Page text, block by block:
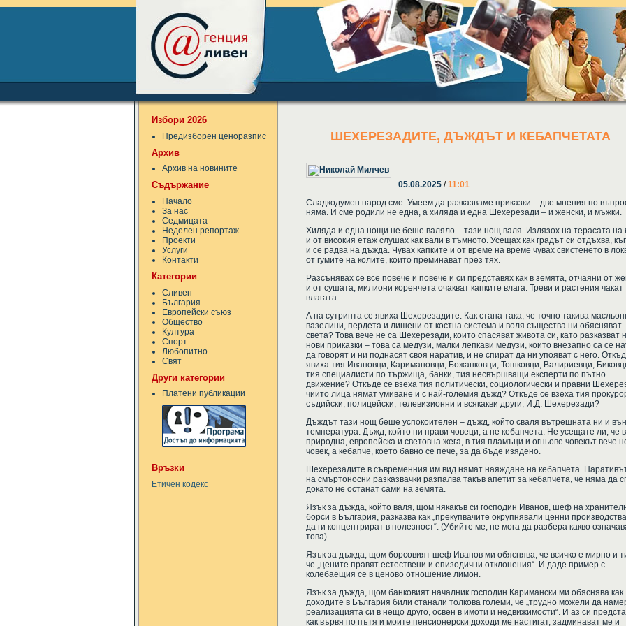
Избори 2026
Предизборен ценоразпис
Архив
Архив на новините
Съдържание
Начало
За нас
Седмицата
Неделен репортаж
Проекти
Услуги
Контакти
Категории
Сливен
България
Европейски съюз
Общество
Култура
Спорт
Любопитно
Свят
Други категории
Платени публикации
Връзки
Етичен кодекс
ШЕХЕРЕЗАДИТЕ, ДЪЖДЪТ И КЕБАПЧЕТАТА
05.08.2025 /11:01
Сладкодумен народ сме. Умеем да разказваме приказки – две мнения по
няма. И сме родили не една, а хиляда и една Шехерезади – и женски, и мъжки.
Хиляда и една нощи не беше валяло – тази нощ валя. Излязох на терасата на
и от високия етаж слушах как вали в тъмното. Усещах как градът си отдъхва,
и се радва на дъжда. Чувах капките и от време на време чувах свистенето в
от гумите на колите, които преминават през тях.
Разсънявах се все повече и повече и си представях как в земята, отчаяни от
и от сушата, милиони коренчета очакват капките влага. Треви и растения чакат
влагата.
А на сутринта се явиха Шехерезадите. Как стана така, че точно такива
вазелини, пердета и лишени от костна система и воля същества ни обясняват
света? Това вече не са Шехерезади, които спасяват живота си, като разказват
нови приказки – това са медузи, малки лепкави медузи, които внезапно са се
да говорят и ни поднасят своя наратив, и не спират да ни упояват с него.
явиха тия Ивановци, Каримановци, Божанковци, Тошковци, Валириевци,
тия специалисти по тържища, банки, тия несвършващи експерти по пътно
движение? Откъде се взеха тия политически, социологически и правни
чиито лица нямат умиване и с най-големия дъжд? Откъде се взеха тия
съдийски, полицейски, телевизионни и всякакви други, И.Д. Шехерезади?
Дъждът тази нощ беше успокоителен – дъжд, който сваля вътрешната ни и
температура. Дъжд, който ни прави човеци, а не кебапчета. Не усещате ли, че
природна, европейска и световна жега, в тия пламъци и огньове човекът вече
човек, а кебапче, което бавно се пече, за да бъде изядено.
Шехерезадите в съвременния им вид нямат наяждане на кебапчета.
на смъртоносни разказвачки разпалва такъв апетит за кебапчета, че няма да
докато не останат сами на земята.
Язък за дъжда, който валя, щом някакъв си господин Иванов, шеф на
борси в България, разказва как „прекупвачите окрупнявали ценни
да ги концентрират в полезност“. (Убийте ме, не мога да разбера какво
това).
Язък за дъжда, щом борсовият шеф Иванов ми обяснява, че всичко е мирно и
че „цените правят естествени и епизодични отклонения“. И даде пример с
колебаещия се в ценово отношение лимон.
Язък за дъжда, щом банковият началник господин Каримански ми обяснява как
доходите в България били станали толкова големи, че „трудно можели да
реализацията си в нещо друго, освен в имоти и недвижимости“. И аз си
как вървя по пътя и моите пенсионерски доходи ме настигат, задминават ме и